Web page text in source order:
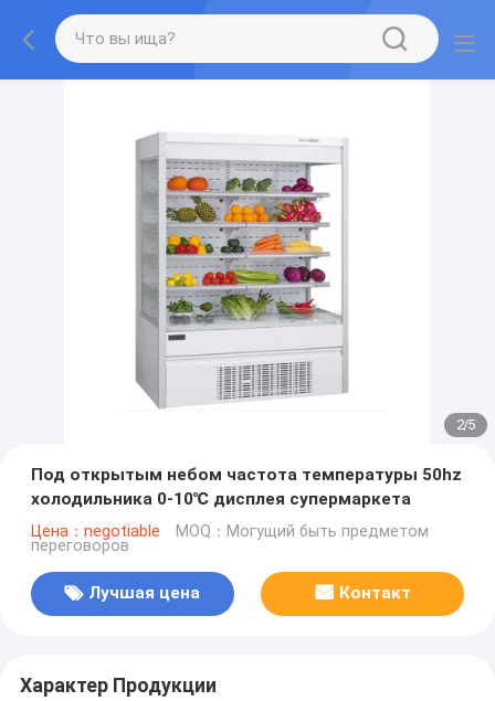
2/5
Под открытым небом частота температуры 50hz
холодильника 0-10℃ дисплея супермаркета
Цена：negotiable MOQ：Могущий быть предметом
переговоров
Лучшая цена Контакт
Характер Продукции